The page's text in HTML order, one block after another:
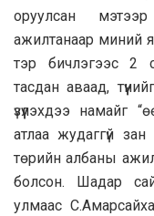
оруулсан
ажилтанаар миний
тэр бичлэгээс 2
тасдан аваад,
үзүүлэхдээ
атлаа жудаггүй
төрийн албаны
болсон. Шадар
улмаас